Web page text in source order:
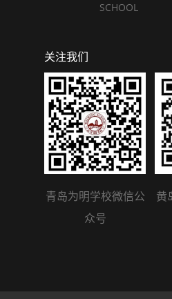
SCHOOL
关注我们
青岛为明学校微信公
众号
黄